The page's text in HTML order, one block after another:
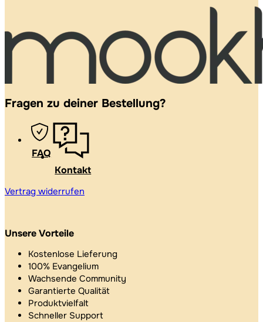
Fragen zu deiner Bestellung?
FAQ
Kontakt
Vertrag widerrufen
Unsere Vorteile
Kostenlose Lieferung
100% Evangelium
Wachsende Community
Garantierte Qualität
Produktvielfalt
Schneller Support